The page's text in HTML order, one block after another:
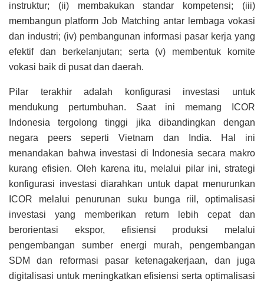
instruktur; (ii) membakukan standar kompetensi; (iii)
membangun platform Job Matching antar lembaga vokasi
dan industri; (iv) pembangunan informasi pasar kerja yang
efektif dan berkelanjutan; serta (v) membentuk komite
vokasi baik di pusat dan daerah.
Pilar terakhir adalah konfigurasi investasi untuk
mendukung pertumbuhan. Saat ini memang ICOR
Indonesia tergolong tinggi jika dibandingkan dengan
negara peers seperti Vietnam dan India. Hal ini
menandakan bahwa investasi di Indonesia secara makro
kurang efisien. Oleh karena itu, melalui pilar ini, strategi
konfigurasi investasi diarahkan untuk dapat menurunkan
ICOR melalui penurunan suku bunga riil, optimalisasi
investasi yang memberikan return lebih cepat dan
berorientasi ekspor, efisiensi produksi melalui
pengembangan sumber energi murah, pengembangan
SDM dan reformasi pasar ketenagakerjaan, dan juga
digitalisasi untuk meningkatkan efisiensi serta optimalisasi